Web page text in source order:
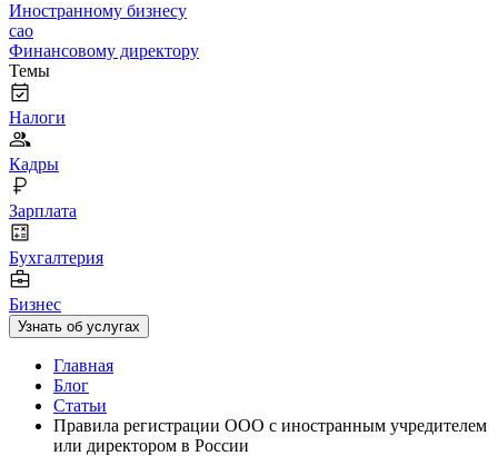
Иностранному бизнесу
cao
Финансовому директору
Темы
Налоги
Кадры
Зарплата
Бухгалтерия
Бизнес
Узнать об услугах
Главная
Блог
Статьи
Правила регистрации ООО с иностранным учредителем
или директором в России